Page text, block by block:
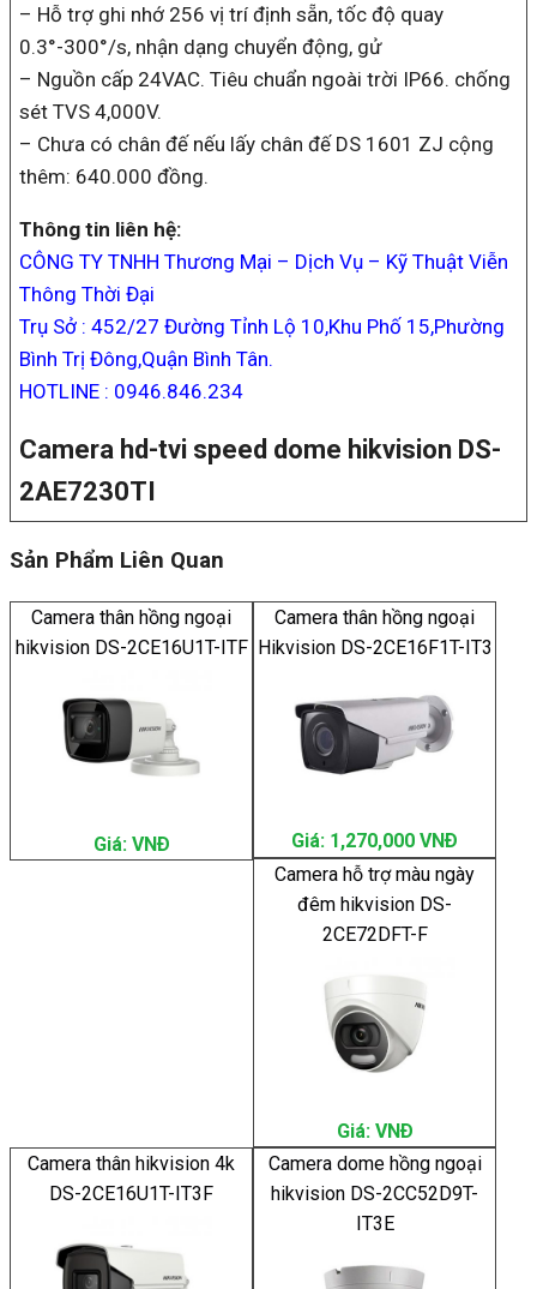
– Hỗ trợ ghi nhớ 256 vị trí định sẵn, tốc độ quay
0.3°-300°/s, nhận dạng chuyển động, gử
– Nguồn cấp 24VAC. Tiêu chuẩn ngoài trời IP66. chống
sét TVS 4,000V.
– Chưa có chân đế nếu lấy chân đế DS 1601 ZJ cộng
thêm: 640.000 đồng.
Thông tin liên hệ:
CÔNG TY TNHH Thương Mại – Dịch Vụ – Kỹ Thuật Viễn
Thông Thời Đại
Trụ Sở : 452/27 Đường Tỉnh Lộ 10,Khu Phố 15,Phường
Bình Trị Đông,Quận Bình Tân.
HOTLINE : 0946.846.234
Camera hd-tvi speed dome hikvision DS-
2AE7230TI
Sản Phẩm Liên Quan
Camera thân hồng ngoại
hikvision DS-2CE16U1T-ITF
Giá: VNÐ
Camera thân hồng ngoại
Hikvision DS-2CE16F1T-IT3
Giá: 1,270,000 VNÐ
Camera hỗ trợ màu ngày
đêm hikvision DS-
2CE72DFT-F
Giá: VNÐ
Camera thân hikvision 4k
DS-2CE16U1T-IT3F
Camera dome hồng ngoại
hikvision DS-2CC52D9T-
IT3E